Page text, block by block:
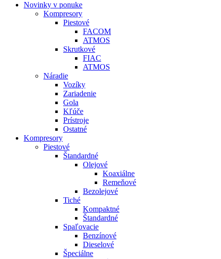
Novinky v ponuke
Kompresory
Piestové
FACOM
ATMOS
Skrutkové
FIAC
ATMOS
Náradie
Vozíky
Zariadenie
Gola
Kľúče
Prístroje
Ostatné
Kompresory
Piestové
Štandardné
Olejové
Koaxiálne
Remeňové
Bezolejové
Tiché
Kompaktné
Štandardné
Spaľovacie
Benzínové
Dieselové
Špeciálne